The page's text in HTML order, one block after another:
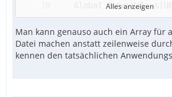
Alles anzeigen
Man kann genauso auch ein Array für
Datei machen anstatt zeilenweise
kennen den tatsächlichen